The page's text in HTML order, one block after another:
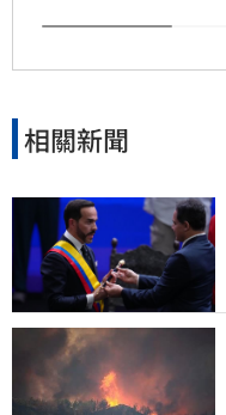
相關新聞